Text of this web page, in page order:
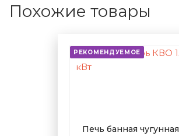
Похожие товары
РЕКОМЕНДУЕМОЕ
Печь банная чугунная